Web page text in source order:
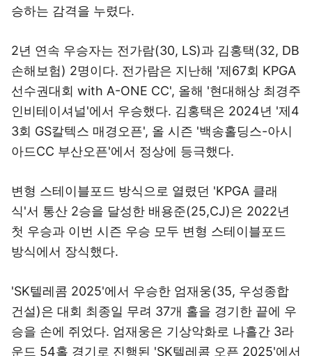
승하는 감격을 누렸다.
2년 연속 우승자는 전가람(30, LS)과 김홍택(32, DB
손해보험) 2명이다. 전가람은 지난해 '제67회 KPGA
선수권대회 with A-ONE CC', 올해 '현대해상 최경주
인비테이셔널'에서 우승했다. 김홍택은 2024년 '제4
3회 GS칼텍스 매경오픈', 올 시즌 '백송홀딩스-아시
아드CC 부산오픈'에서 정상에 등극했다.
변형 스테이블포드 방식으로 열렸던 'KPGA 클래
식'서 통산 2승을 달성한 배용준(25,CJ)은 2022년
첫 우승과 이번 시즌 우승 모두 변형 스테이블포드
방식에서 장식했다.
'SK텔레콤 2025'에서 우승한 엄재웅(35, 우성종합
건설)은 대회 최종일 무려 37개 홀을 경기한 끝에 우
승을 손에 쥐었다. 엄재웅은 기상악화로 나흘간 3라
운드 54홀 경기로 진행된 'SK텔레콤 오픈 2025'에서